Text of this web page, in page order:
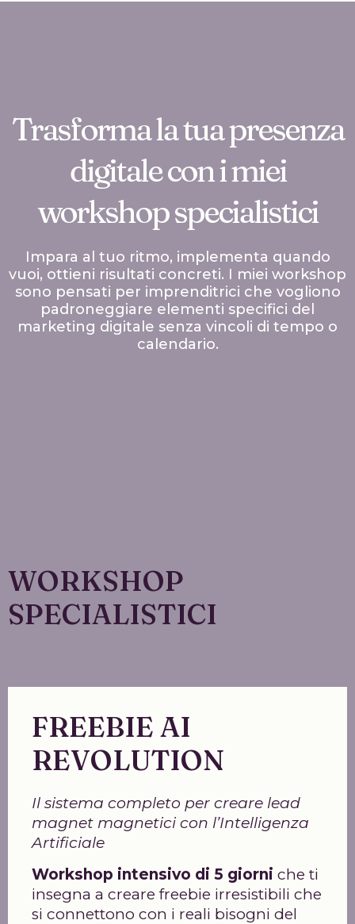
Trasforma la tua presenza
digitale con i miei
workshop specialistici
Impara al tuo ritmo, implementa quando
vuoi, ottieni risultati concreti. I miei workshop
sono pensati per imprenditrici che vogliono
padroneggiare elementi specifici del
marketing digitale senza vincoli di tempo o
calendario.
WORKSHOP
SPECIALISTICI
FREEBIE AI
REVOLUTION
Il sistema completo per creare lead
magnet magnetici con l’Intelligenza
Artificiale
Workshop intensivo di 5 giorni che ti
insegna a creare freebie irresistibili che
si connettono con i reali bisogni del